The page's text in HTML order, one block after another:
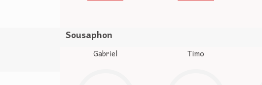
Sousaphon
Gabriel Timo